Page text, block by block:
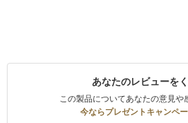
あなたのレビューを
この製品についてあなたの意見や
今ならプレゼントキャンペー